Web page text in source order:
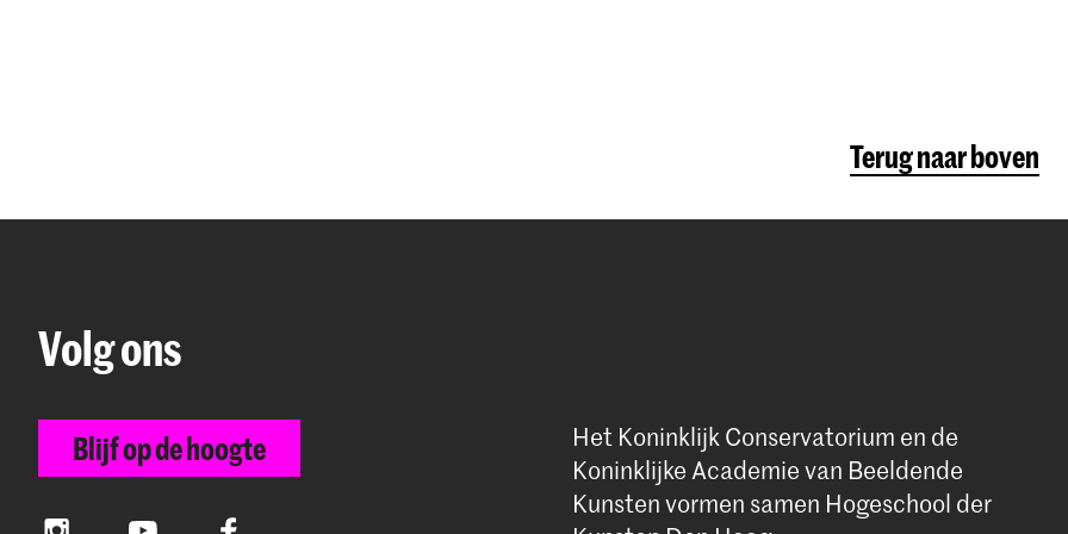
Terug naar boven
Volg ons
Blijf op de hoogte
InstagramYouTube Facebook
Het Koninklijk Conservatorium en de
Koninklijke Academie van Beeldende
Kunsten vormen samen Hogeschool der